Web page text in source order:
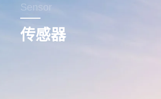
Sensor
传感器